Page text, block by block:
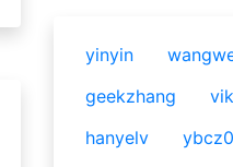
yinyin
geekzhang
hanyelv